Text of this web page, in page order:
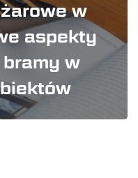
w
aspekty
w